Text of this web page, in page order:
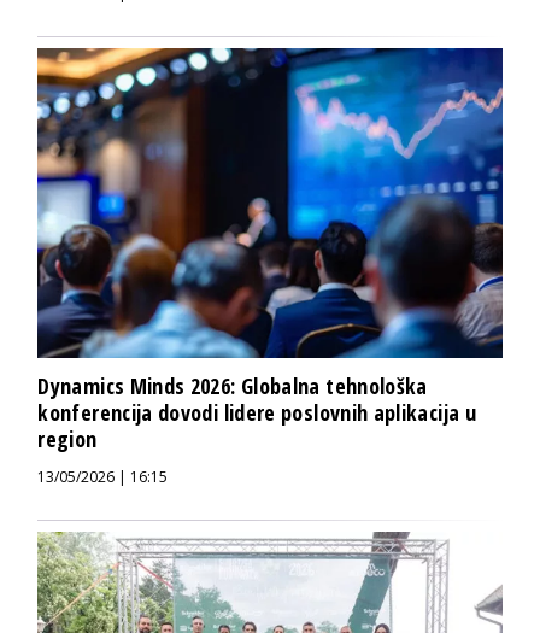
Dynamics Minds 2026: Globalna tehnološka
konferencija dovodi lidere poslovnih aplikacija u
region
13/05/2026 | 16:15